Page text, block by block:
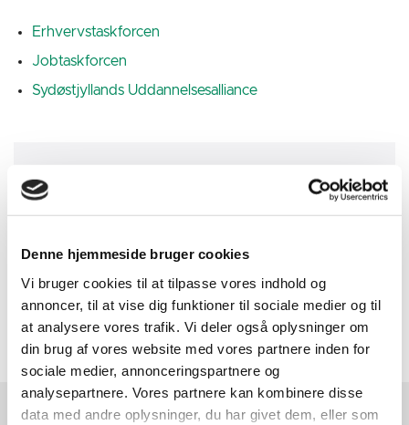
Denne hjemmeside bruger cookies
Vi bruger cookies til at tilpasse vores indhold og
annoncer, til at vise dig funktioner til sociale medier og til
at analysere vores trafik. Vi deler også oplysninger om
din brug af vores website med vores partnere inden for
sociale medier, annonceringspartnere og
analysepartnere. Vores partnere kan kombinere disse
data med andre oplysninger, du har givet dem, eller som
Erhvervstaskforcen
Jobtaskforcen
Sydøstjyllands Uddannelsesalliance
Konsulent og sekretær for HORSENS ALLIANCEN
Jeppe Madsen
E-mail:horsensalliancen@horsens.dk